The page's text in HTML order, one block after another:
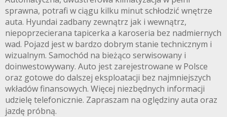
sprawna, potrafi w ciągu kilku minut schłodzić wnętrze
auta. Hyundai zadbany zewnątrz jak i wewnątrz,
niepoprzecierana tapicerka a karoseria bez nadmiernych
wad. Pojazd jest w bardzo dobrym stanie technicznym i
wizualnym. Samochód na bieżąco serwisowany i
doinwestowywany. Auto jest zarejestrowane w Polsce
oraz gotowe do dalszej eksploatacji bez najmniejszych
wkładów finansowych. Więcej niezbędnych informacji
udzielę telefonicznie. Zapraszam na oględziny auta oraz
jazdę próbną.